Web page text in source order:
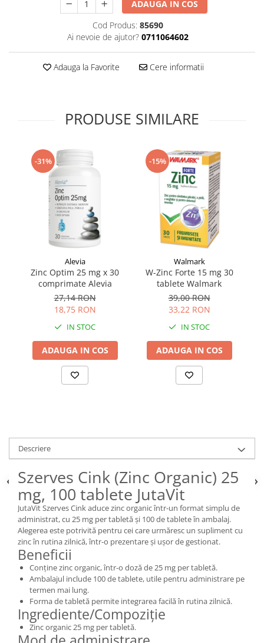
Supliment Vitamina D3
Supliment Vitamina E
Tincturi si Gemoderivate
ADAUGA IN COS
Cod Produs: 85690
Ai nevoie de ajutor? 0711064602
Adauga la Favorite Cere informatii
PRODUSE SIMILARE
-31%
Alevia
Zinc Optim 25 mg x 30
comprimate Alevia
27,14 RON
18,75 RON
IN STOC
ADAUGA IN COS
-15%
Walmark
W-Zinc Forte 15 mg 30
tablete Walmark
39,00 RON
33,22 RON
IN STOC
ADAUGA IN COS
Descriere
Szerves Cink (Zinc Organic) 25
mg, 100 tablete JutaVit
JutaVit Szerves Cink aduce zinc organic într-un format simplu de
administrat, cu 25 mg per tabletă și 100 de tablete în ambalaj.
Alegerea este potrivită pentru cei care urmăresc un supliment cu
zinc în rutina zilnică, într-o prezentare și ușor de gestionat.
Beneficii
Conține zinc organic, într-o doză de 25 mg per tabletă.
Ambalajul include 100 de tablete, utile pentru administrare pe
termen mai lung.
Forma de tabletă permite integrarea facilă în rutina zilnică.
Ingrediente/Compoziție
Zinc organic 25 mg per tabletă.